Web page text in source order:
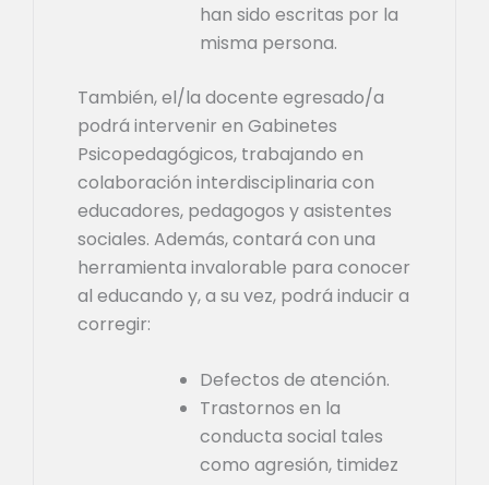
han sido escritas por la
misma persona.
También, el/la docente egresado/a
podrá intervenir en Gabinetes
Psicopedagógicos, trabajando en
colaboración interdisciplinaria con
educadores, pedagogos y asistentes
sociales. Además, contará con una
herramienta invalorable para conocer
al educando y, a su vez, podrá inducir a
corregir:
Defectos de atención.
Trastornos en la
conducta social tales
como agresión, timidez